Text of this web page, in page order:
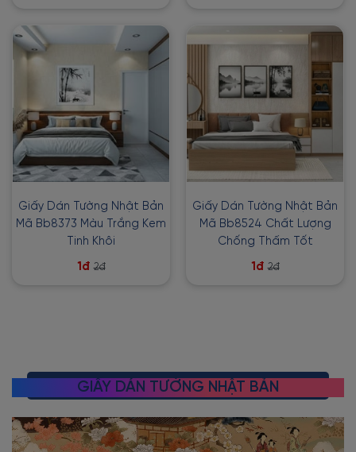
Giấy Dán Tường Nhật Bản
Mã Bb8373 Màu Trắng Kem
Tinh Khôi
1đ 2đ
Giấy Dán Tường Nhật Bản
Mã Bb8524 Chất Lượng
Chống Thấm Tốt
1đ 2đ
Xem thêm
GIẤY DÁN TƯỜNG NHẬT BẢN